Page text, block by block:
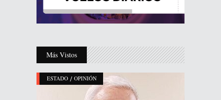
Más Vistos
ESTADO / OPINIÓN